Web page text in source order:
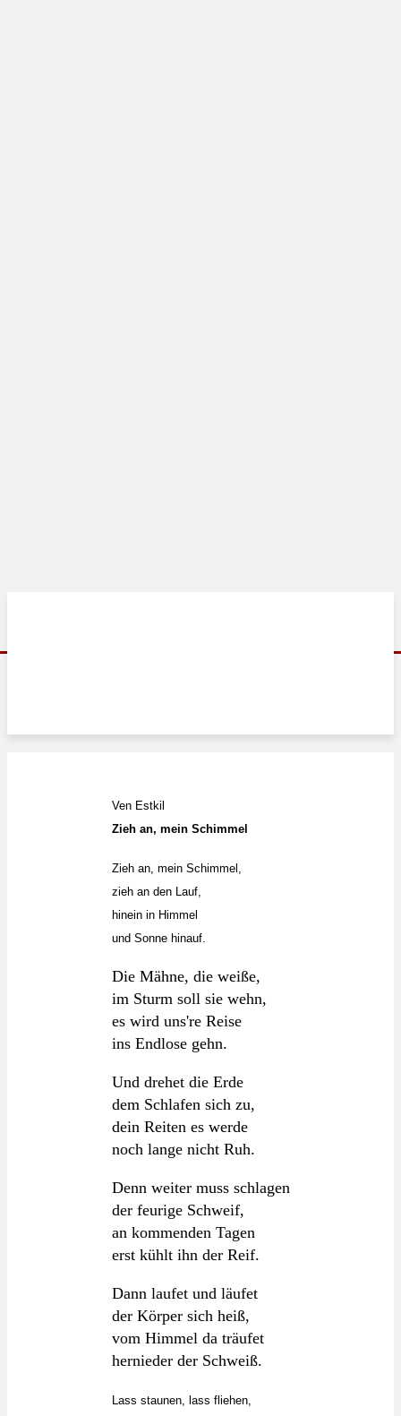
Ven Estkil
Zieh an, mein Schimmel
Zieh an, mein Schimmel,
zieh an den Lauf,
hinein in Himmel
und Sonne hinauf.
Die Mähne, die weiße,
im Sturm soll sie wehn,
es wird uns're Reise
ins Endlose gehn.
Und drehet die Erde
dem Schlafen sich zu,
dein Reiten es werde
noch lange nicht Ruh.
Denn weiter muss schlagen
der feurige Schweif,
an kommenden Tagen
erst kühlt ihn der Reif.
Dann laufet und läufet
der Körper sich heiß,
vom Himmel da träufet
hernieder der Schweiß.
Lass staunen, lass fliehen,